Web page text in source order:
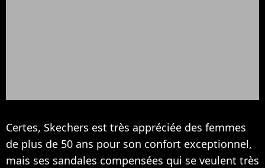
Certes, Skechers est très appréciée des femmes
de plus de 50 ans pour son confort exceptionnel,
mais ses sandales compensées qui se veulent très